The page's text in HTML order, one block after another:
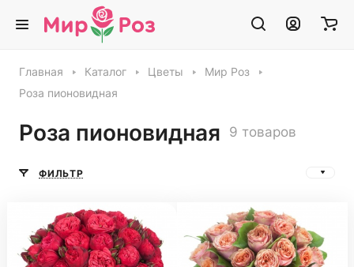
Главная Каталог Цветы
Мир Роз
Роза пионовидная
Роза пионовидная 9 товаров
ФИЛЬТР